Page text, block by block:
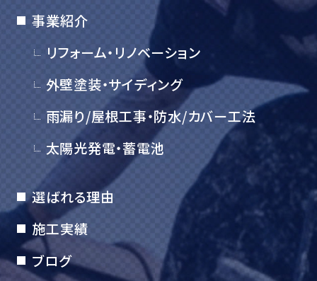
事業紹介
リフォーム・リノベーション
外壁塗装・サイディング
雨漏り/屋根工事・防水/カバー工法
太陽光発電・蓄電池
選ばれる理由
施工実績
ブログ